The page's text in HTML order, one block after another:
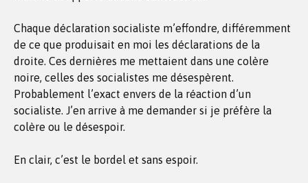
Chaque déclaration socialiste m’effondre, différemment
de ce que produisait en moi les déclarations de la
droite. Ces dernières me mettaient dans une colère
noire, celles des socialistes me désespèrent.
Probablement l’exact envers de la réaction d’un
socialiste. J’en arrive à me demander si je préfère la
colère ou le désespoir.
En clair, c’est le bordel et sans espoir.